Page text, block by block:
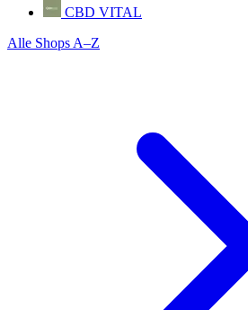
CBD VITAL
Alle Shops A–Z